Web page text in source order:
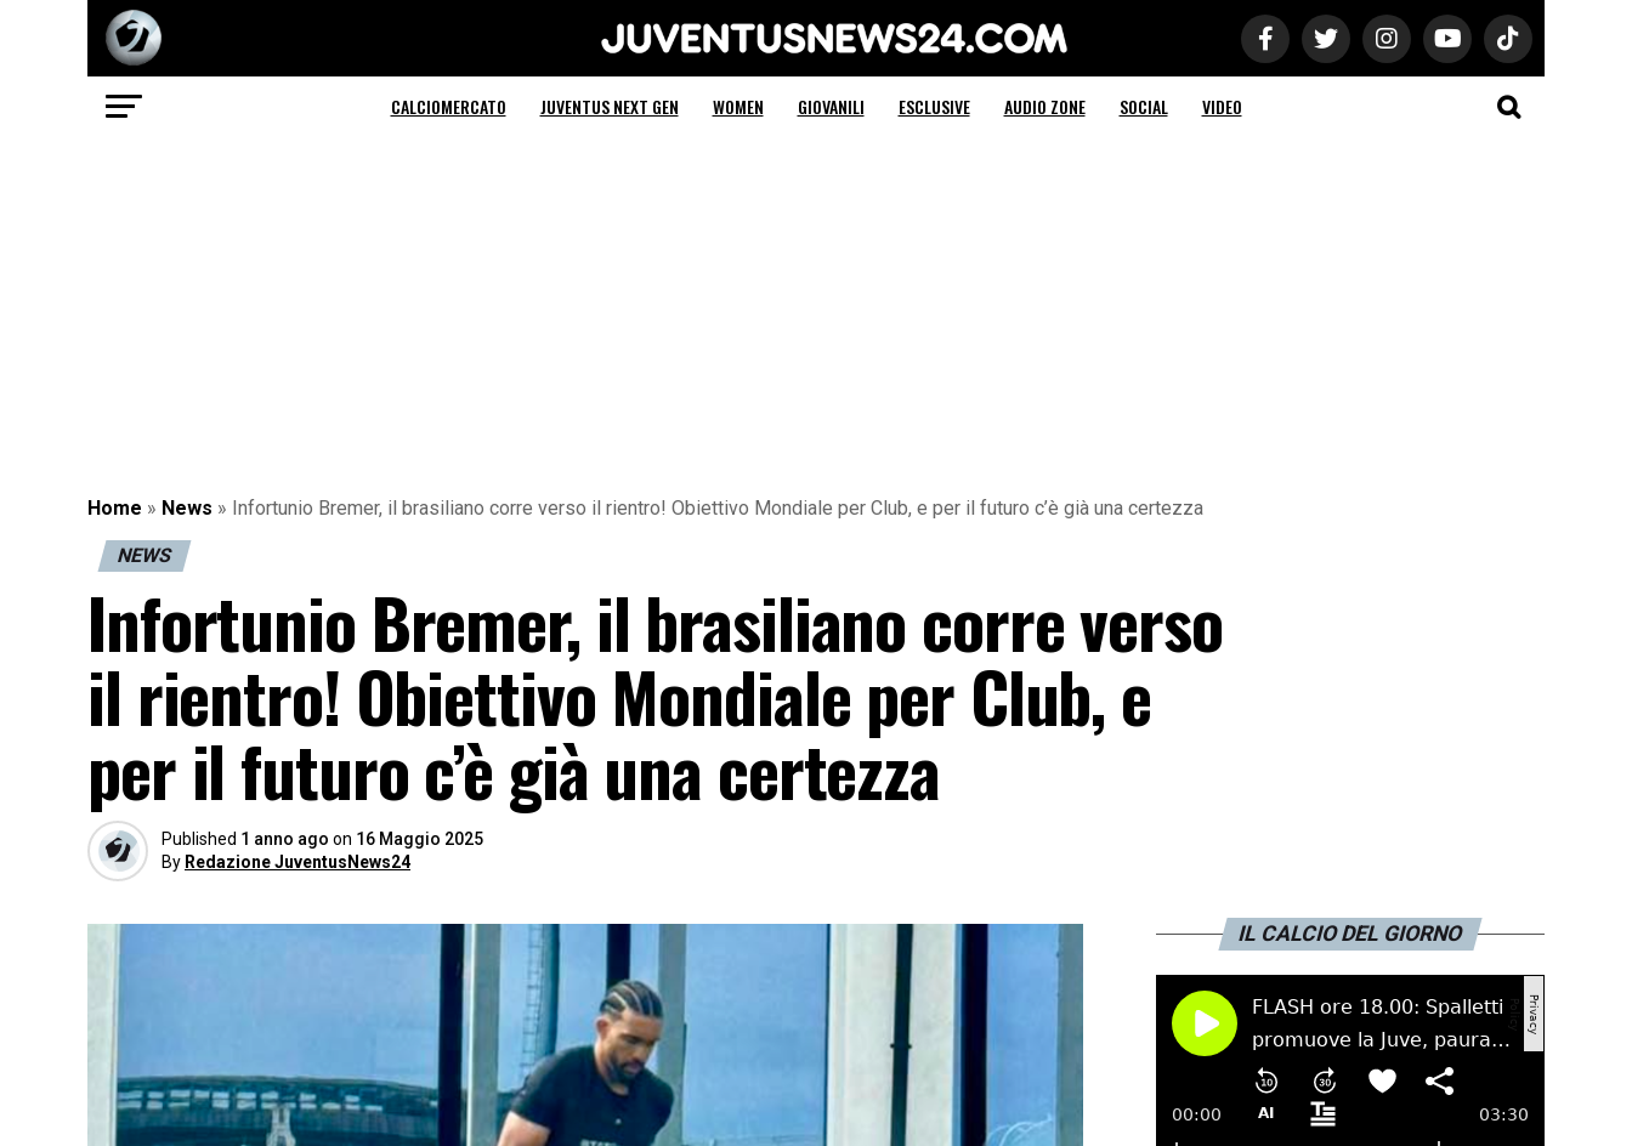
Juventus News 24
CALCIOMERCATO JUVENTUS NEXT GEN WOMEN GIOVANILI ESCLUSIVE AUDIO ZONE SOCIAL VIDEO
Home » News » Infortunio Bremer, il brasiliano corre verso il rientro! Obiettivo Mondiale per Club, e per il futuro c’è già una certezza
NEWS
Infortunio Bremer, il brasiliano corre verso
il rientro! Obiettivo Mondiale per Club, e
per il futuro c’è già una certezza
Published 1 anno ago on 16 Maggio 2025
By Redazione JuventusNews24
IL CALCIO DEL GIORNO